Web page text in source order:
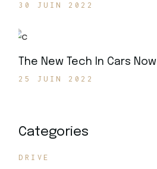
30 JUIN 2022
The New Tech In Cars Now
25 JUIN 2022
Categories
DRIVE